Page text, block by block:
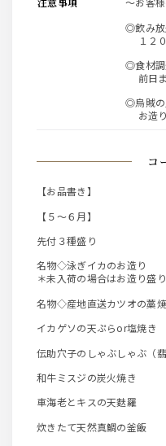
【お品書き】
【５～６月】
先付３種盛り
名物◇泳ぎイカのお造り
＊未入荷の場合はお造り盛
名物◇産地直送カツオの藁
イカゲソの天ぷらor塩焼き
伝助穴子のしゃぶしゃぶ（
和牛ミスジの炭火焼き
車海老とキスの天麩羅
炊きたて天然真鯛の釜飯
◎飲み
１２０
◎食材
前日ま
◎烏賊
お造り